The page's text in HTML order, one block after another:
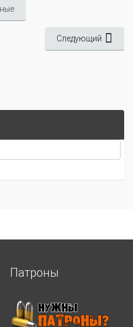
Следующий
Патроны